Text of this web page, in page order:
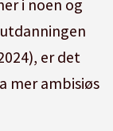
i noen og
er det
mer ambisiøs